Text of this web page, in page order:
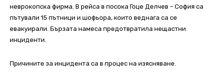
неврокопска фирма. В рейса в посока Гоце Делчев – София са
пътували 15 пътници и шофьора, които веднага са се
евакуирали. Бързата намеса предотвратила нещастни
инциденти.
Причините за инцидента са в процес на изясняване.